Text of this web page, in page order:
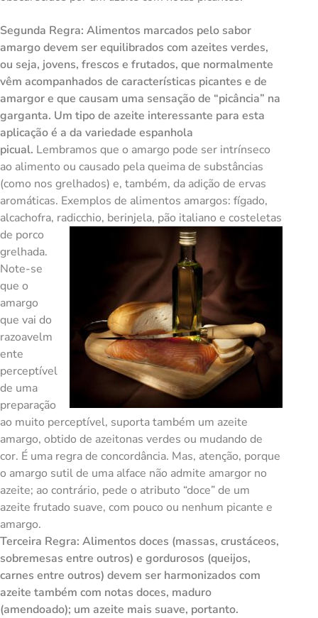
Segunda Regra: Alimentos marcados pelo sabor
amargo devem ser equilibrados com azeites verdes,
ou seja, jovens, frescos e frutados, que normalmente
vêm acompanhados de características picantes e de
amargor e que causam uma sensação de “picância” na
garganta. Um tipo de azeite interessante para esta
aplicação é a da variedade espanhola
picual. Lembramos que o amargo pode ser intrínseco
ao alimento ou causado pela queima de substâncias
(como nos grelhados) e, também, da adição de ervas
aromáticas. Exemplos de alimentos amargos: fígado,
alcachofra, radicchio, berinjela, pão italiano e costeletas
de porco
grelhada.
Note-se
que o
amargo
que vai do
razoavelm
ente
perceptível
de uma
preparação
ao muito perceptível, suporta também um azeite
amargo, obtido de azeitonas verdes ou mudando de
cor. É uma regra de concordância. Mas, atenção, porque
o amargo sutil de uma alface não admite amargor no
azeite; ao contrário, pede o atributo “doce” de um
azeite frutado suave, com pouco ou nenhum picante e
amargo.
Terceira Regra: Alimentos doces (massas, crustáceos,
sobremesas entre outros) e gordurosos (queijos,
carnes entre outros) devem ser harmonizados com
azeite também com notas doces, maduro
(amendoado); um azeite mais suave, portanto.